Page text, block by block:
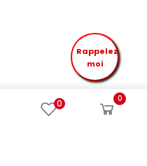
0 0
Rappelez
moi